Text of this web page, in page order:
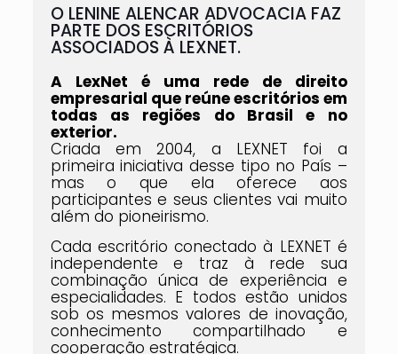
O LENINE ALENCAR ADVOCACIA FAZ
PARTE DOS ESCRITÓRIOS
ASSOCIADOS À LEXNET.
A LexNet é uma rede de direito
empresarial que reúne escritórios em
todas as regiões do Brasil e no
exterior.
Criada em 2004, a LEXNET foi a
primeira iniciativa desse tipo no País –
mas o que ela oferece aos
participantes e seus clientes vai muito
além do pioneirismo.
Cada escritório conectado à LEXNET é
independente e traz à rede sua
combinação única de experiência e
especialidades. E todos estão unidos
sob os mesmos valores de inovação,
conhecimento compartilhado e
cooperação estratégica.